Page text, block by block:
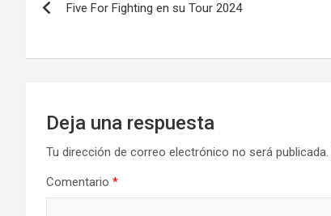
de
entradas
Five For Fighting en su Tour 2024
Deja una respuesta
Tu dirección de correo electrónico no será publicada.
Comentario *